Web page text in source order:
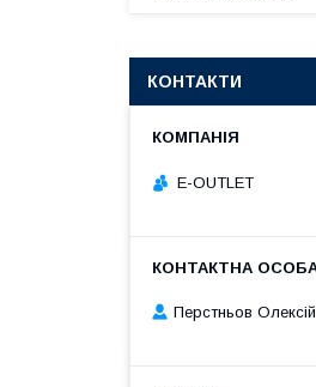
КОНТАКТИ
E-OUTLET
Перстньов Олексій